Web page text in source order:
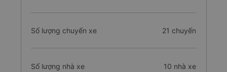
Số lượng chuyến xe 21 chuyến
Số lượng nhà xe 10 nhà xe